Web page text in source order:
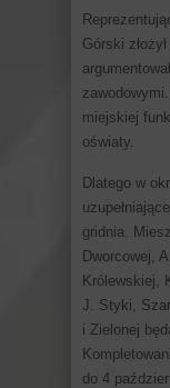
Górski
miejskiej
oświaty.
Dlatego w
gridnia.
Dworcowej,
Królewskiej,
J. Styki,
i Zielonej
do 4